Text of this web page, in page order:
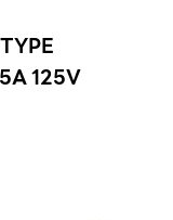
125V